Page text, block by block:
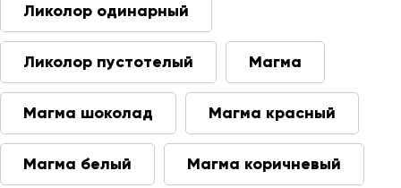
Ликолор одинарный
Ликолор пустотелый Магма
Магма шоколад Магма красный
Магма белый Магма коричневый